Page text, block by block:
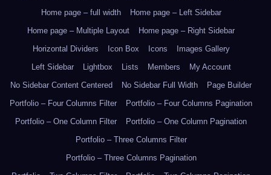
Home page – full width
Home page – Left Sidebar
Home page – Multiple Layout
Home page – Right Sidebar
Horizontal Dividers
Icon Box Icons
Images Gallery
Left Sidebar
Lightbox Lists Members
My Account
No Sidebar Content Centered
No Sidebar Full Width
Page Builder
Portfolio – Four Columns Filter
Portfolio – Four Columns Pagination
Portfolio – One Column Filter
Portfolio – One Column Pagination
Portfolio – Three Columns Filter
Portfolio – Three Columns Pagination